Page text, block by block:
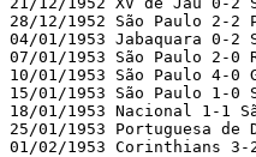
28/12/1952 São Paulo 2-2
04/01/1953 Jabaquara 0-2
07/01/1953 São Paulo 2-0
10/01/1953 São Paulo 4-0
15/01/1953 São Paulo 1-0
18/01/1953 Nacional 1-1
25/01/1953 Portuguesa de
01/02/1953 Corinthians 3-